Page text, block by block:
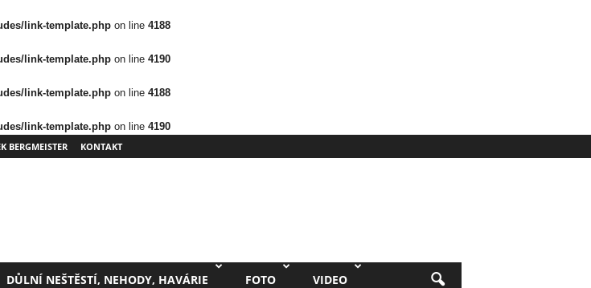
link-template.php on line 4188
link-template.php on line 4190
link-template.php on line 4188
link-template.php on line 4190
BERGMEISTER KONTAKT
DŮLNÍ NEŠTĚSTÍ, NEHODY, HAVÁRIE FOTO VIDEO